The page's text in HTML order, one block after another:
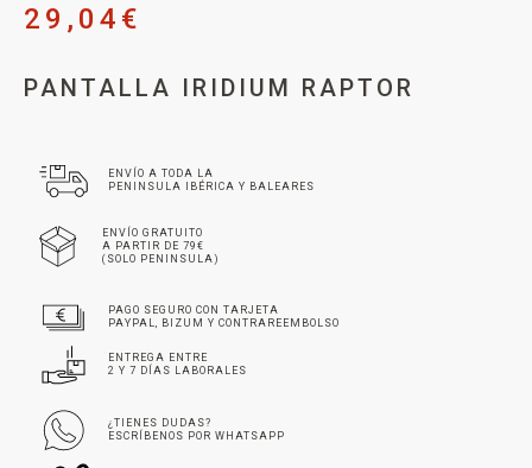
29,04 €
PANTALLA IRIDIUM RAPTOR
ENVÍO A TODA LA
PENINSULA IBÉRICA Y BALEARES
ENVÍO GRATUITO
A PARTIR DE 79€
(SOLO PENINSULA)
PAGO SEGURO CON TARJETA
PAYPAL, BIZUM Y CONTRAREEMBOLSO
ENTREGA ENTRE
2 Y 7 DÍAS LABORALES
¿TIENES DUDAS?
ESCRÍBENOS POR WHATSAPP